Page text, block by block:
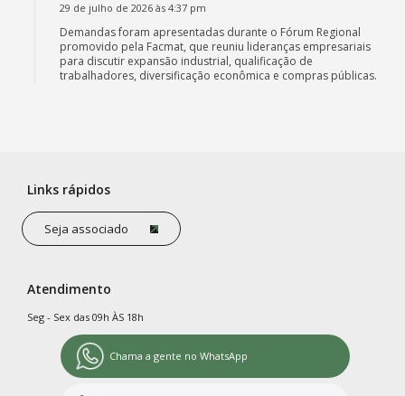
29 de julho de 2026 às 4:37 pm
Demandas foram apresentadas durante o Fórum Regional
promovido pela Facmat, que reuniu lideranças empresariais
para discutir expansão industrial, qualificação de
trabalhadores, diversificação econômica e compras públicas.
Links rápidos
Seja associado
Atendimento
Seg - Sex das 09h ÀS 18h
Chama a gente no WhatsApp